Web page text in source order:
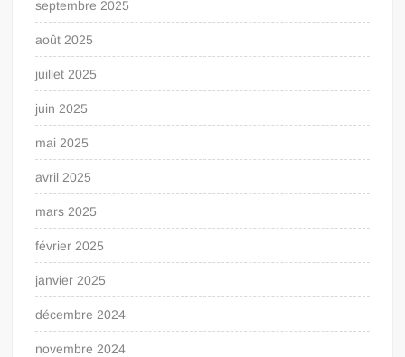
septembre 2025
août 2025
juillet 2025
juin 2025
mai 2025
avril 2025
mars 2025
février 2025
janvier 2025
décembre 2024
novembre 2024